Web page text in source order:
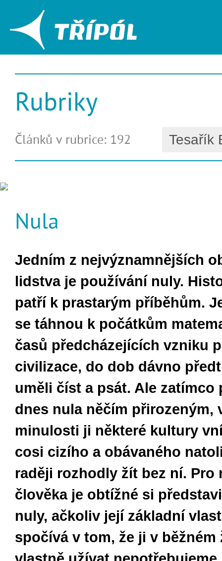
Rubriky
Článků v rubrice: 192
Nula
Jedním z nejvýznamnějších
lidstva je používání nuly.
patří k prastarým příběhům.
se táhnou k počátkům
časů předcházejících vzniku
civilizace, do dob dávno
uměli číst a psát. Ale zatímco
dnes nula něčím přirozeným,
minulosti ji některé kultury
cosi cizího a obávaného
raději rozhodly žít bez ní. Pro
člověka je obtížné si
nuly, ačkoliv její základní
spočívá v tom, že ji v běžném